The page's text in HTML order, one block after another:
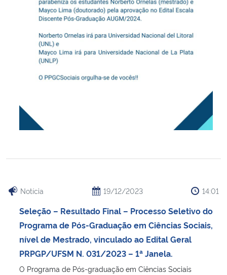
Notícia 19/12/2023 14:01
Seleção – Resultado Final – Processo Seletivo do
Programa de Pós-Graduação em Ciências Sociais,
nível de Mestrado, vinculado ao Edital Geral
PRPGP/UFSM N. 031/2023 – 1ª Janela.
O Programa de Pós-graduação em Ciências Sociais